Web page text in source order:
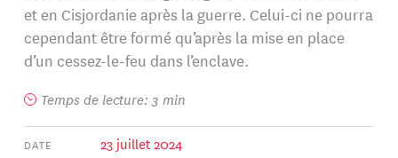
et en Cisjordanie après la guerre. Celui-ci ne pourra
cependant être formé qu’après la mise en place
d’un cessez-le-feu dans l’enclave.
Temps de lecture: 3 min
DATE 23 juillet 2024